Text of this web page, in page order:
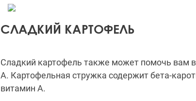
СЛАДКИЙ КАРТОФЕЛЬ
Сладкий картофель также может помочь вам
А. Картофельная стружка содержит бета-
витамин А.